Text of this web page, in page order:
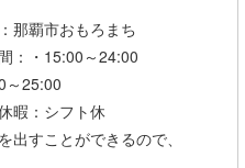
1,250円×5時間＋時給1,560円
10,930円
円×月21日＋交通費＝
円
那覇市おもろまち
：・15:00～24:00
～25:00
暇：シフト休
出すことができるので、